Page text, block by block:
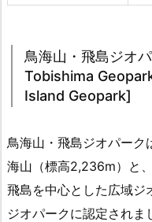
鳥海山・飛島ジオ
Tobishima
Island Geopark]
鳥海山・飛島ジオパーク
海山（標高2,236m）と
飛島を中心とした広域
ジオパークに認定され